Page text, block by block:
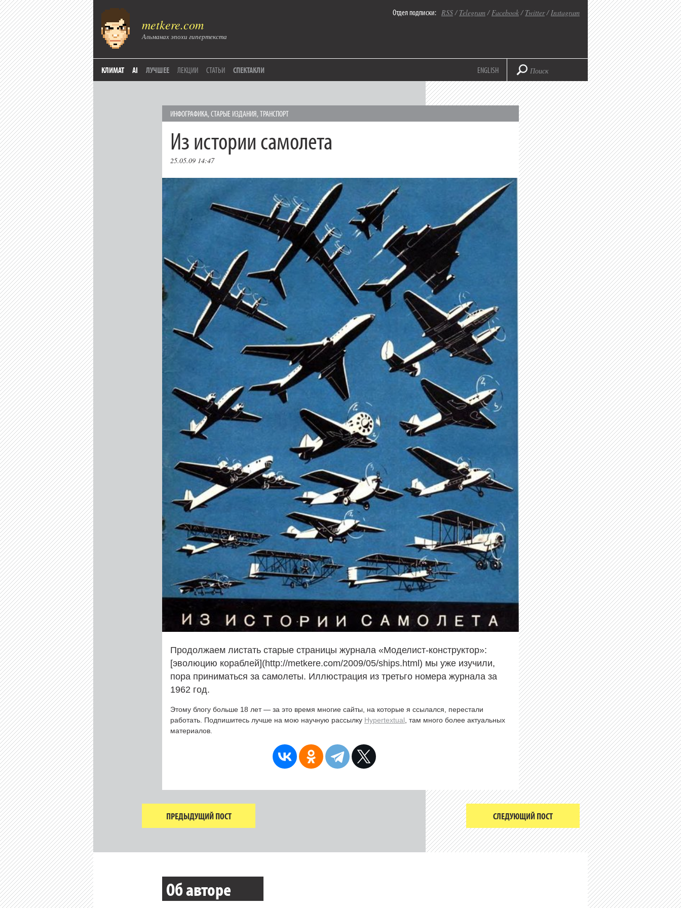
metkere.com
Альманах эпохи гипертекста
Отдел подписки: RSS/ Telegram/Facebook/ Twitter/Instagram
КЛИМАТ AI ЛУЧШЕЕ ЛЕКЦИИ СТАТЬИ СПЕКТАКЛИ ENGLISH
ИНФОГРАФИКА,СТАРЫЕ ИЗДАНИЯ,ТРАНСПОРТ
Из истории самолета
25.05.09 14:47
Продолжаем листать старые страницы журнала «Моделист-конструктор»:
[эволюцию кораблей](http://metkere.com/2009/05/ships.html) мы уже изучили,
пора приниматься за самолеты. Иллюстрация из третьго номера журнала за
1962 год.
Этому блогу больше 18 лет — за это время многие сайты, на которые я ссылался, перестали
работать. Подпишитесь лучше на мою научную рассылку Hypertextual , там много более актуальных
материалов.
ПРЕДЫДУЩИЙ ПОСТ СЛЕДУЮЩИЙ ПОСТ
Об авторе